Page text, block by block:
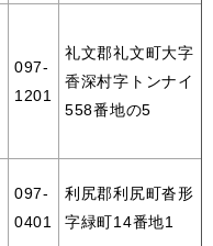
097-
1201
礼文郡礼文町大字
香深村字トンナイ
558番地の5
097-
0401
利尻郡利尻町沓形
字緑町14番地1